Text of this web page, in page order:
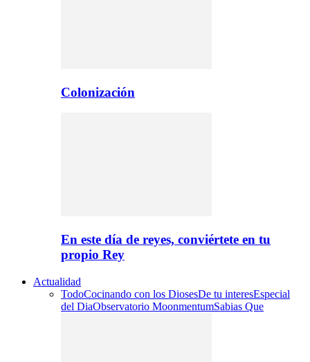
Colonización
En este día de reyes, conviértete en tu
propio Rey
Actualidad
TodoCocinando con los DiosesDe tu interesEspecial
del DiaObservatorio MoonmentumSabias Que